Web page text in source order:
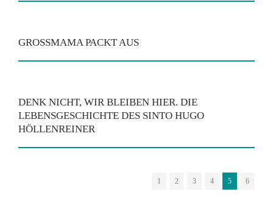
GROSSMAMA PACKT AUS
DENK NICHT, WIR BLEIBEN HIER. DIE
LEBENSGESCHICHTE DES SINTO HUGO
HÖLLENREINER
1 2 3 4 5 6